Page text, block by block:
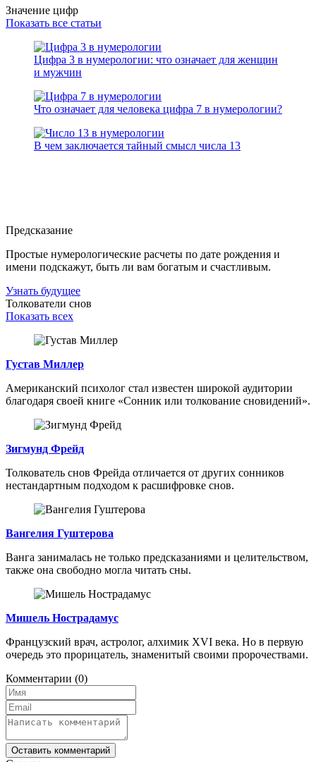
Значение цифр
Показать все статьи
Цифра 3 в нумерологии: что означает для женщин
и мужчин
Что означает для человека цифра 7 в нумерологии?
В чем заключается тайный смысл числа 13
Предсказание
Простые нумерологические расчеты по дате рождения и
имени подскажут, быть ли вам богатым и счастливым.
Узнать будущее
Толкователи снов
Показать всех
Густав Миллер
Американский психолог стал известен широкой аудитории
благодаря своей книге «Сонник или толкование сновидений».
Зигмунд Фрейд
Толкователь снов Фрейда отличается от других сонников
нестандартным подходом к расшифровке снов.
Вангелия Гуштерова
Ванга занималась не только предсказаниями и целительством,
также она свободно могла читать сны.
Мишель Нострадамус
Французский врач, астролог, алхимик XVI века. Но в первую
очередь это прорицатель, знаменитый своими пророчествами.
Комментарии (0)
Оставить комментарий